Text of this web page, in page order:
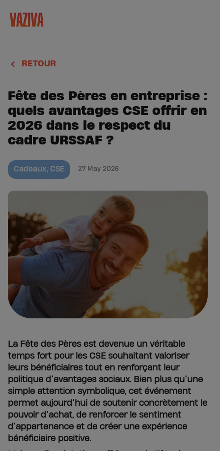
RETOUR
Fête des Pères en entreprise :
quels avantages CSE offrir en
2026 dans le respect du
cadre URSSAF ?
Cadeaux, CSE 27 May 2026
La Fête des Pères est devenue un véritable
temps fort pour les CSE souhaitant valoriser
leurs bénéficiaires tout en renforçant leur
politique d’avantages sociaux. Bien plus qu’une
simple attention symbolique, cet événement
permet aujourd’hui de soutenir concrètement le
pouvoir d’achat, de renforcer le sentiment
d’appartenance et de créer une expérience
bénéficiaire positive.